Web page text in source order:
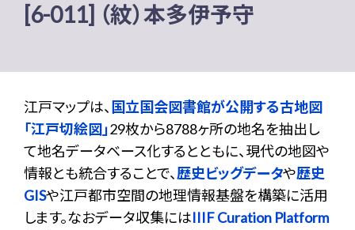
[6-011] （紋）本多伊予守
江戸マップは、 国立国会図書館が公開する古地図
「江戸切絵図」29枚から8788ヶ所の地名を抽出し
て地名データベース化するとともに、現代の地図や
情報とも統合することで、歴史ビッグデータや歴史
GISや江戸都市空間の地理情報基盤を構築に活用
します。なおデータ収集にはIIIF Curation Platform